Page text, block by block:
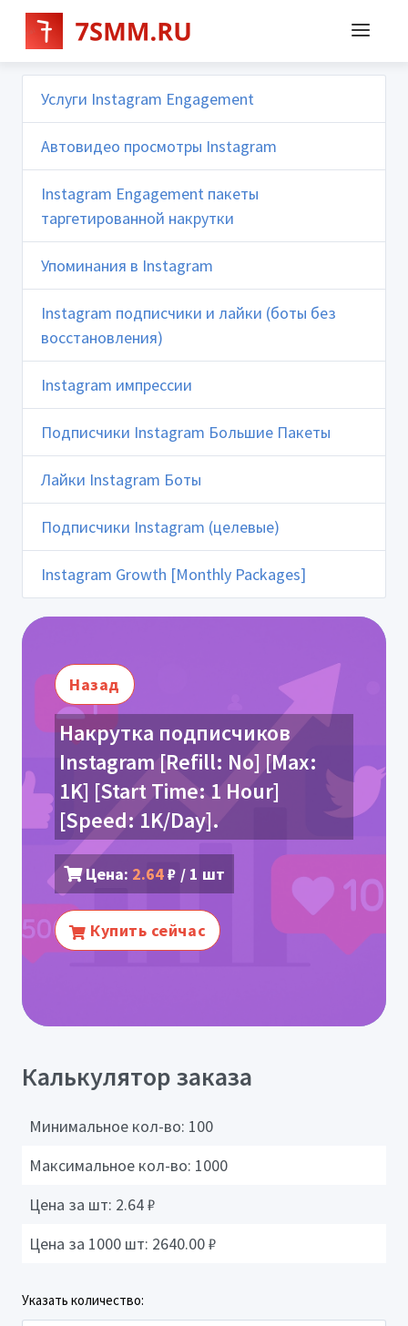
Услуги Instagram Engagement
Автовидео просмотры Instagram
Instagram Engagement пакеты
таргетированной накрутки
Упоминания в Instagram
Instagram подписчики и лайки (боты без
восстановления)
Instagram импрессии
Подписчики Instagram Большие Пакеты
Лайки Instagram Боты
Подписчики Instagram (целевые)
Instagram Growth [Monthly Packages]
Назад
Накрутка подписчиков
Instagram [Refill: No] [Max:
1K] [Start Time: 1 Hour]
[Speed: 1K/Day].
Цена: 2.64₽ / 1 шт
Купить сейчас
Калькулятор заказа
Минимальное кол-во: 100
Максимальное кол-во: 1000
Цена за шт: 2.64₽
Цена за 1000 шт: 2640.00₽
Указать количество: